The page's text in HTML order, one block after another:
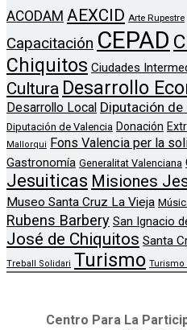
ACODAM AEXCID Arte Rupestre
Capacitación CEPAD
Chiquitos Ciudades
Cultura Desarrollo
Desarrollo Local Diputación de
Diputación de Valencia Donación
Mallorqui
Fons Valencia per la
Gastronomía Generalitat Valenciana
Jesuiticas Misiones
Museo Santa Cruz La Vieja
Rubens Barbery San Ignacio
José de Chiquitos Santa
Treball Solidari Turismo Turismo
Centro Para La